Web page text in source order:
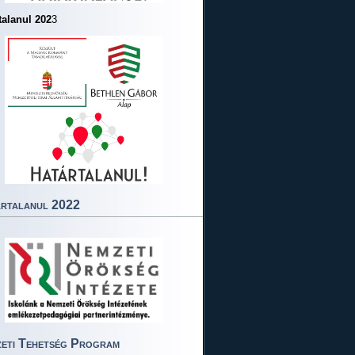
2023
2022
Tehetség Program